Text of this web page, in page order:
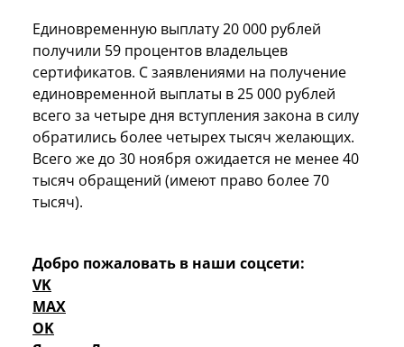
Единовременную выплату 20 000 рублей
получили 59 процентов владельцев
сертификатов. С заявлениями на получение
единовременной выплаты в 25 000 рублей
всего за четыре дня вступления закона в силу
обратились более четырех тысяч желающих.
Всего же до 30 ноября ожидается не менее 40
тысяч обращений (имеют право более 70
тысяч).
Добро пожаловать в наши соцсети:
VK
MAX
OK